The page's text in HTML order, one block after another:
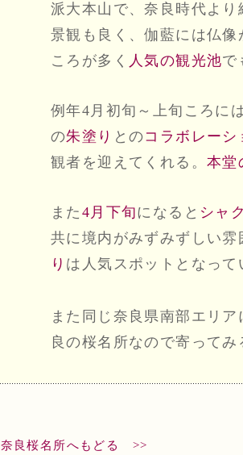
派大本山で、奈良時代より
景観も良く、伽藍には仏
ころが多く 人気の観光池で
例年4月初旬～上旬ころに
の朱塗り とのコラボレーシ
観者を迎えてくれる。 本堂
また 4月下旬になると シャ
共に境内がみずみずしい
り は人気スポットとなって
また同じ奈良県南部エリア
良の桜名所なので寄って
奈良桜名所へもどる >>